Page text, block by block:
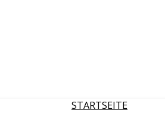
STARTSEITE